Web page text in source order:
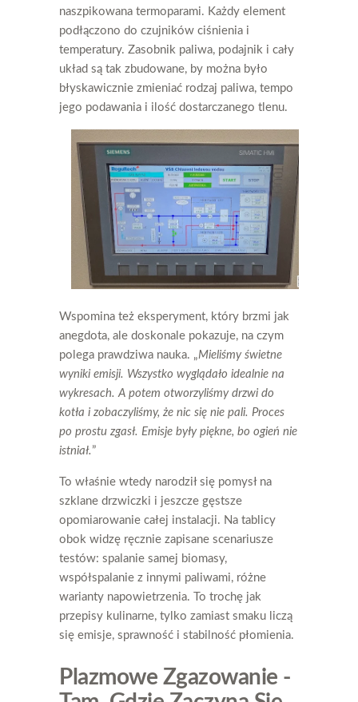
naszpikowana termoparami. Każdy element
podłączono do czujników ciśnienia i
temperatury. Zasobnik paliwa, podajnik i cały
układ są tak zbudowane, by można było
błyskawicznie zmieniać rodzaj paliwa, tempo
jego podawania i ilość dostarczanego tlenu.
Wspomina też eksperyment, który brzmi jak
anegdota, ale doskonale pokazuje, na czym
polega prawdziwa nauka. „Mieliśmy świetne
wyniki emisji. Wszystko wyglądało idealnie na
wykresach. A potem otworzyliśmy drzwi do
kotła i zobaczyliśmy, że nic się nie pali. Proces
po prostu zgasł. Emisje były piękne, bo ogień nie
istniał. ”
To właśnie wtedy narodził się pomysł na
szklane drzwiczki i jeszcze gęstsze
opomiarowanie całej instalacji. Na tablicy
obok widzę ręcznie zapisane scenariusze
testów: spalanie samej biomasy,
współspalanie z innymi paliwami, różne
warianty napowietrzenia. To trochę jak
przepisy kulinarne, tylko zamiast smaku liczą
się emisje, sprawność i stabilność płomienia.
Plazmowe Zgazowanie -